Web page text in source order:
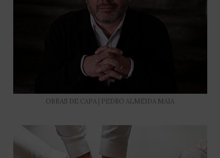
OBRAS DE CAPA | PEDRO ALMEIDA MAIA